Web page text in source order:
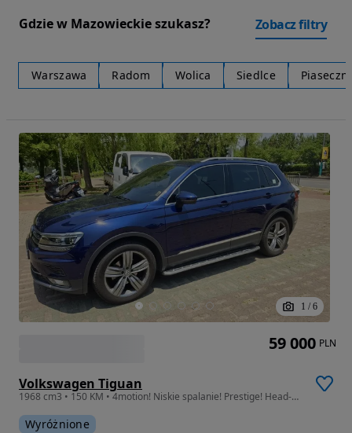
Gdzie w Mazowieckie szukasz? Zobacz filtry
Warszawa Radom Wolica Siedlce
1 / 6
Volkswagen Tiguan
1968 cm3 • 150 KM • 4motion! Niskie spalanie! Prestige! Head-up! Kamery 360!
Wyróżnione
59 000 PLN